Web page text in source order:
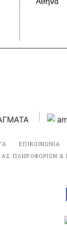
Αθήνα
ΕΠΙΚΟΙΝΩΝΙΑ
ΠΛΗΡΟΦΟΡΙΩΝ